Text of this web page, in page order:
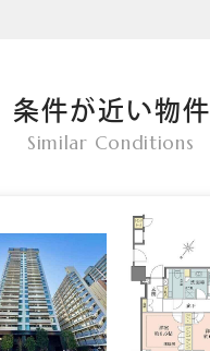
条件が近い物件
Similar Conditions